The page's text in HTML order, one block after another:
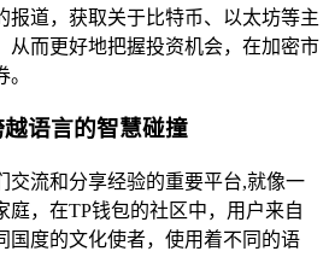
报道，获取关于比特币、以太坊等主
从而更好地把握投资机会，在加密市
越语言的智慧碰撞
交流和分享经验的重要平台,就像一
庭，在TP钱包的社区中，用户来自
国度的文化使者，使用着不同的语